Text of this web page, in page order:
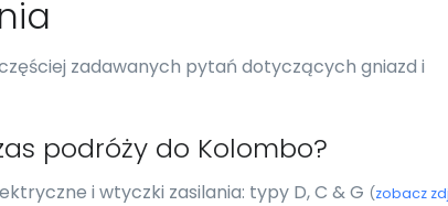
zadawanych pytań dotyczących gniazd i
podróży do Kolombo?
i wtyczki zasilania: typy D, C & G (zobacz